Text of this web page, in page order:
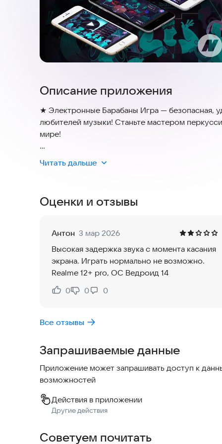
Описание приложения
★ Электронные Барабаны Игра — безопасная,
любителей музыки! Станьте мастером
мире!
Серфингуйте через самые темные уголки
Откройте для себя звуки из космоса,
★ Сначала Вы будете играть в вашем
темном, электронном небе.
★ Каждый этап Электронных Барабанов имеет
всех!
время для барабанщиков!
Будьте дикими! Отпустите ваше внутреннее
Играйте наиболее дикие мелодии!
Сделайте шум!
Читать дальше
Оценки и отзывы
Антон 3 мар 2026
Высокая задержка звука с момента касания
экрана. Играть нормально не возможно.
Realme 12+ pro, ОС Ведроид 14
Нравится:
0
Не нравится:
0 0
Все отзывы
Запрашиваемые данные
Приложение может запрашивать доступ к
возможностей
Действия в приложении
Другие действия
Советуем почитать